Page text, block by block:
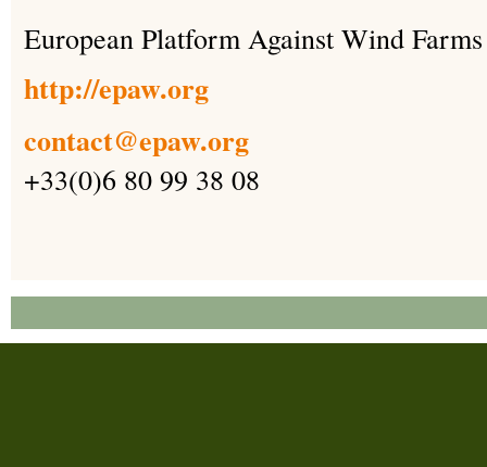
European Platform Against Wind Farms
http://epaw.org
contact@epaw.org
+33(0)6 80 99 38 08